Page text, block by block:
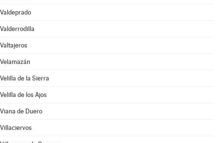
Valdeprado
Valderrodilla
Valtajeros
Velamazán
Velilla de la Sierra
Velilla de los Ajos
Viana de Duero
Villaciervos